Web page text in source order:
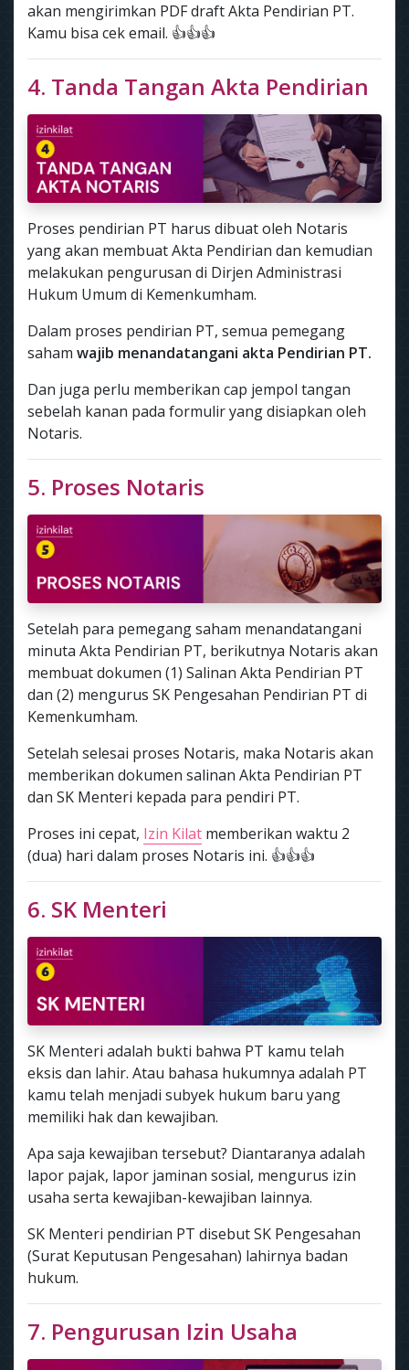
akan mengirimkan PDF draft Akta Pendirian PT.
Kamu bisa cek email. 👍👍👍
4. Tanda Tangan Akta Pendirian
Proses pendirian PT harus dibuat oleh Notaris
yang akan membuat Akta Pendirian dan kemudian
melakukan pengurusan di Dirjen Administrasi
Hukum Umum di Kemenkumham.
Dalam proses pendirian PT, semua pemegang
saham wajib menandatangani akta Pendirian PT.
Dan juga perlu memberikan cap jempol tangan
sebelah kanan pada formulir yang disiapkan oleh
Notaris.
5. Proses Notaris
Setelah para pemegang saham menandatangani
minuta Akta Pendirian PT, berikutnya Notaris akan
membuat dokumen (1) Salinan Akta Pendirian PT
dan (2) mengurus SK Pengesahan Pendirian PT di
Kemenkumham.
Setelah selesai proses Notaris, maka Notaris akan
memberikan dokumen salinan Akta Pendirian PT
dan SK Menteri kepada para pendiri PT.
Proses ini cepat, Izin Kilat memberikan waktu 2
(dua) hari dalam proses Notaris ini. 👍👍👍
6. SK Menteri
SK Menteri adalah bukti bahwa PT kamu telah
eksis dan lahir. Atau bahasa hukumnya adalah PT
kamu telah menjadi subyek hukum baru yang
memiliki hak dan kewajiban.
Apa saja kewajiban tersebut? Diantaranya adalah
lapor pajak, lapor jaminan sosial, mengurus izin
usaha serta kewajiban-kewajiban lainnya.
SK Menteri pendirian PT disebut SK Pengesahan
(Surat Keputusan Pengesahan) lahirnya badan
hukum.
7. Pengurusan Izin Usaha